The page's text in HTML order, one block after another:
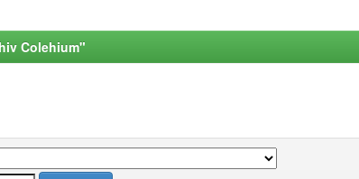
Colehium"